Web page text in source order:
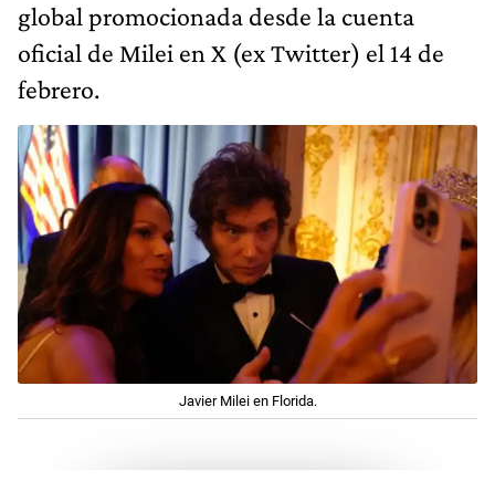
global promocionada desde la cuenta
oficial de Milei en X (ex Twitter) el 14 de
febrero.
Javier Milei en Florida.